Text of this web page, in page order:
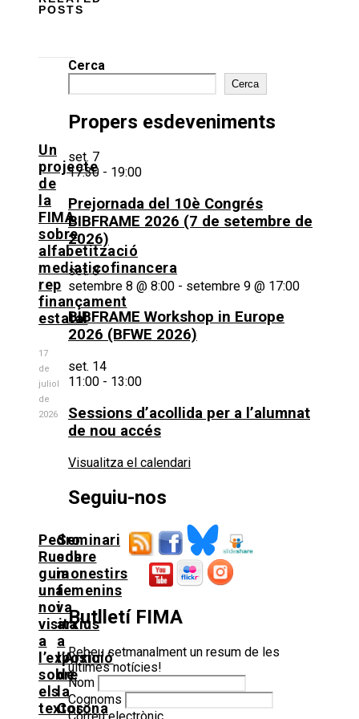
POSTS
Un
projecte
de
la
FIMA
sobre
alfabetització
mediaticofinancera
rep
finançament
estatal
17
de
juliol
de
2026
Pedro
Rueda
guia
una
nova
visita
a
l’exposició
sobre
els
textos
Seminari
sobre
monestirs
femenins
i
arxius
a
l’Arxiu
de
la
Corona
Cerca
Cerca
Propers esdeveniments
set. 7
17:30 - 19:00
Prejornada del 10è Congrés
BIBFRAME 2026 (7 de setembre de
2026)
set.8
setembre 8 @ 8:00 - setembre 9 @ 17:00
BIBFRAME Workshop in Europe
2026 (BFWE 2026)
set. 14
11:00 - 13:00
Sessions d’acollida per a l’alumnat
de nou accés
Visualitza el calendari
Seguiu-nos
Butlletí FIMA
Rebeu setmanalment un resum de les
últimes notícies!
Nom
Cognoms